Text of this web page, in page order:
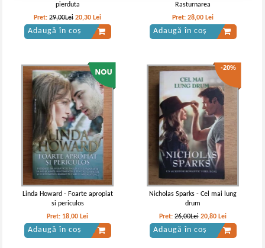
pierduta
Pret:29,00Lei 20,30 Lei
Adaugă în coș
Rasturnarea
Pret:28,00 Lei
Adaugă în coș
Linda Howard - Foarte apropiat
si periculos
Pret: 18,00 Lei
Adaugă în coș
-20%
Nicholas Sparks - Cel mai lung
drum
Pret:26,00Lei 20,80 Lei
Adaugă în coș